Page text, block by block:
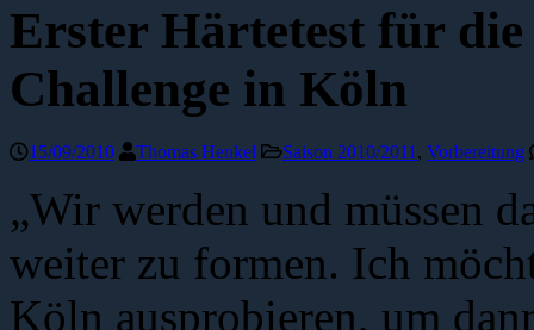
Erster Härtetest für
Challenge in Köln
15/09/2010 Thomas Henkel Saison 2010/2011 , Vorbereitung
„Wir werden und müssen
weiter zu formen. Ich
Köln ausprobieren, um